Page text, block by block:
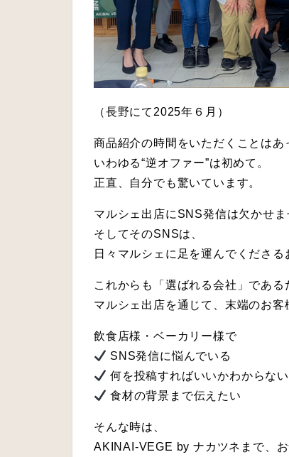
（長野にて2025年６月）
商品紹介の時間をいただくことはあ
いわゆる“逆オファー”は初めて。
正直、自分でも驚いています。
マルシェ出店にSNS発信は欠かせま
そしてそのSNSは、
日々マルシェに足を運んでくださ
これからも「選ばれる会社」である
マルシェ出店を通じて、末端のお客
飲食店様・ベーカリー様で
SNS発信に悩んでいる
何を投稿すればいいかわからない
食材の背景まで伝えたい
そんな時は、
AKINAI-VEGE by ナカツネ まで、